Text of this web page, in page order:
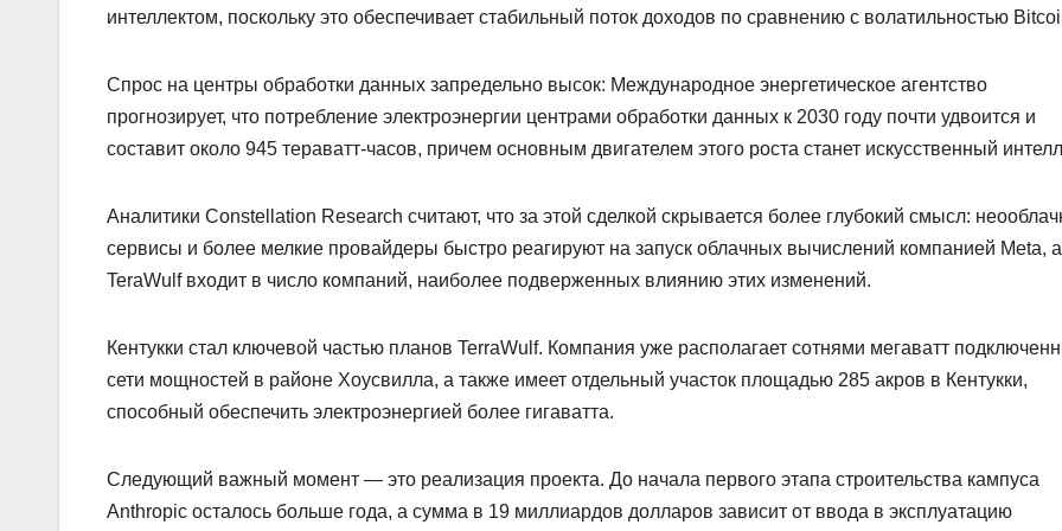
интеллектом, поскольку это обеспечивает стабильный поток доходов по сравнению с волатильностью
Спрос на центры обработки данных запредельно высок: Международное энергетическое агентство
прогнозирует, что потребление электроэнергии центрами обработки данных к 2030 году почти удвоится и
составит около 945 тераватт-часов, причем основным двигателем этого роста станет искусственный
Аналитики Constellation Research считают, что за этой сделкой скрывается более глубокий смысл:
сервисы и более мелкие провайдеры быстро реагируют на запуск облачных вычислений компанией Meta, а
TeraWulf входит в число компаний, наиболее подверженных влиянию этих изменений.
Кентукки стал ключевой частью планов TerraWulf. Компания уже располагает сотнями мегаватт
сети мощностей в районе Хоусвилла, а также имеет отдельный участок площадью 285 акров в Кентукки,
способный обеспечить электроэнергией более гигаватта.
Следующий важный момент — это реализация проекта. До начала первого этапа строительства кампуса
Anthropic осталось больше года, а сумма в 19 миллиардов долларов зависит от ввода в эксплуатацию